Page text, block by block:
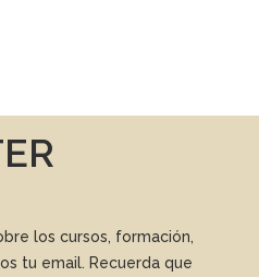
los cursos, formación,
tu email. Recuerda que